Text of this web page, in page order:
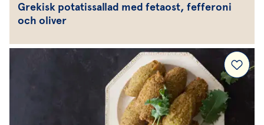
Grekisk potatissallad med fetaost, fefferoni
och oliver